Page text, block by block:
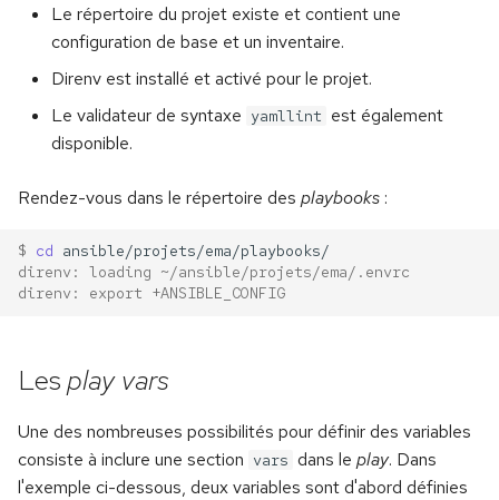
Les branches de suivi à
distance
Récupérer une branche
distante
Aider un collègue
Le répertoire du projet existe et contient une
configuration de base et un inventaire.
Direnv est installé et activé pour le projet.
Le validateur de syntaxe yamllint est également
disponible.
Rendez-vous dans le répertoire des playbooks :
$ cd
direnv: loading ~/ansible/projets/ema/.envrc
direnv: export +ANSIBLE_CONFIG
Lesplay vars
Une des nombreuses possibilités pour définir des variables
consiste à inclure une section vars dans le play. Dans
l'exemple ci-dessous, deux variables sont d'abord définies